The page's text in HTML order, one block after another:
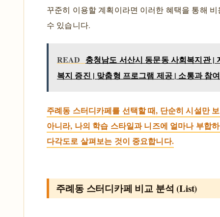
꾸준히 이용할 계획이라면 이러한 혜택을 통해
수 있습니다.
READ 충청남도 서산시 동문동 사회복지관 |
복지 증진 | 맞춤형 프로그램 제공 | 소통과 참
주례동 스터디카페를 선택할 때, 단순히 시설만
아니라, 나의 학습 스타일과 니즈에 얼마나 부합
다각도로 살펴보는 것이 중요합니다.
주례동 스터디카페 비교 분석 (List)